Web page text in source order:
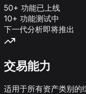
50+ 功能已上线
10+ 功能测试中
下一代分析即将推出
交易能力
适用于所有资产类别的